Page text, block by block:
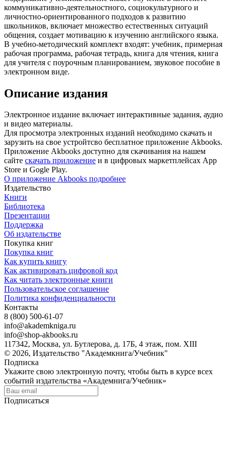
коммуникативно-деятельностного, социокультурного и
личностно-ориентированного подходов к развитию
школьников, включает множество естественных ситуаций
общения, создает мотивацию к изучению английского языка.
В учебно-методический комплект входят: учебник, примерная
рабочая программа, рабочая тетрадь, книга для чтения, книга
для учителя с поурочным планированием, звуковое пособие в
электронном виде.
Описание издания
Электронное издание включает интерактивные задания, аудио
и видео материалы.
Для просмотра электронных изданий необходимо скачать и
зарузить на свое устройтсво бесплатное приложение Akbooks.
Приложение Akbooks доступно для скачивания на нашем
сайте скачать приложение и в цифровых маркетплейсах App
Store и Gogle Play.
О приложение Akbooks подробнее
Издательство
Книги
Библиотека
Презентации
Поддержка
Об издательстве
Покупка книг
Покупка книг
Как купить книгу
Как активировать цифровой код
Как читать электронные книги
Пользовательское соглашение
Политика конфиденциальности
Контакты
8 (800) 500-61-07
info@akademkniga.ru
info@shop-akbooks.ru
117342, Москва, ул. Бутлерова, д. 17Б, 4 этаж, пом. XIII
© 2026, Издательство "Академкнига/Учебник"
Подписка
Укажите свою электронную почту, чтобы быть в курсе всех
событий издательства «Академнига/Учебник»
Подписаться